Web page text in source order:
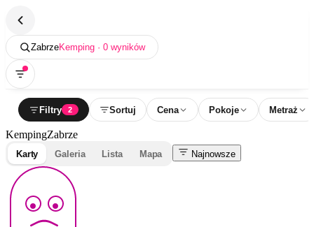
ZabrzeKemping · 0 wyników
Filtry 2 Sortuj Cena Pokoje Metraż
KempingZabrze
Karty Galeria Lista Mapa Najnowsze